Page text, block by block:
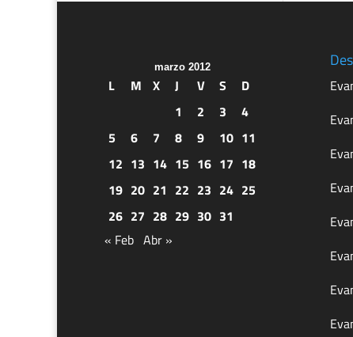
marzo 2012
L M X J V S
D
1
2 3
4
5
6 7 8 9 10 11
12 13 14 15 16 17 18
19 20 21 22 23 24 25
26 27 28 29 30 31
« Feb Abr »